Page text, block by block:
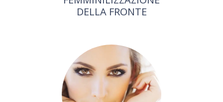
DELLA FRONTE